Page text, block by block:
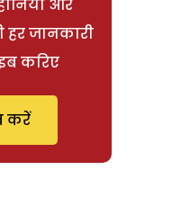
और
हर जानकारी
करिए
करें